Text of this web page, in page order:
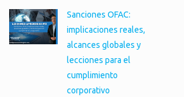
Sanciones OFAC:
implicaciones reales,
alcances globales y
lecciones para el
cumplimiento
corporativo